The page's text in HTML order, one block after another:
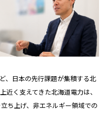
、日本の先行課題が集積する北
近く支えてきた北海道電力は、
ち上げ、非エネルギー領域での